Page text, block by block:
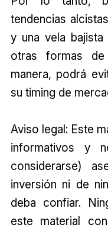
tendencias
y una vela
otras formas
manera, podrá
su timing de
Aviso legal: Este
informativos y
considerarse)
inversión ni de
deba confiar.
este material